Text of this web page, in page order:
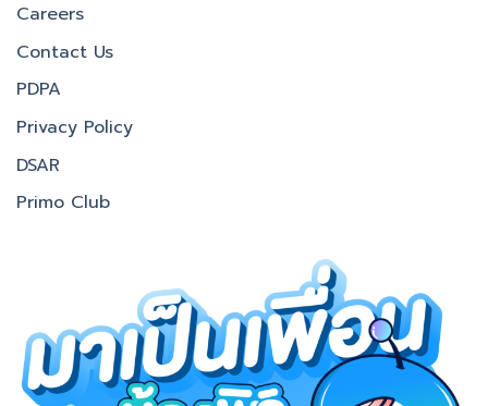
Careers
Contact Us
PDPA
Privacy Policy
DSAR
Primo Club